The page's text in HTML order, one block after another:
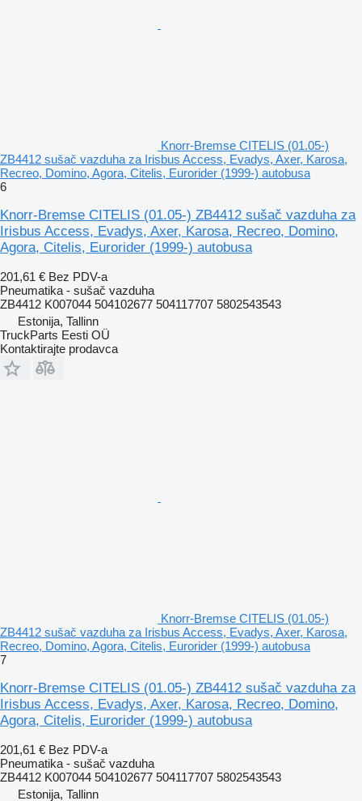
Knorr-Bremse CITELIS (01.05-)
ZB4412 sušač vazduha za Irisbus Access, Evadys, Axer, Karosa,
Recreo, Domino, Agora, Citelis, Eurorider (1999-) autobusa
6
Knorr-Bremse CITELIS (01.05-) ZB4412 sušač vazduha za
Irisbus Access, Evadys, Axer, Karosa, Recreo, Domino,
Agora, Citelis, Eurorider (1999-) autobusa
201,61 € Bez PDV-a
Pneumatika - sušač vazduha
ZB4412 K007044 504102677 504117707 5802543543
Estonija, Tallinn
TruckParts Eesti OÜ
Kontaktirajte prodavca
Knorr-Bremse CITELIS (01.05-)
ZB4412 sušač vazduha za Irisbus Access, Evadys, Axer, Karosa,
Recreo, Domino, Agora, Citelis, Eurorider (1999-) autobusa
7
Knorr-Bremse CITELIS (01.05-) ZB4412 sušač vazduha za
Irisbus Access, Evadys, Axer, Karosa, Recreo, Domino,
Agora, Citelis, Eurorider (1999-) autobusa
201,61 € Bez PDV-a
Pneumatika - sušač vazduha
ZB4412 K007044 504102677 504117707 5802543543
Estonija, Tallinn